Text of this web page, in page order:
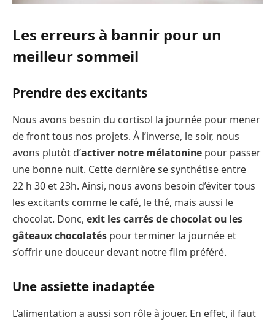
Les erreurs à bannir pour un
meilleur sommeil
Prendre des excitants
Nous avons besoin du cortisol la journée pour mener
de front tous nos projets. À l’inverse, le soir, nous
avons plutôt d’activer notre mélatonine pour passer
une bonne nuit. Cette dernière se synthétise entre
22 h 30 et 23h. Ainsi, nous avons besoin d’éviter tous
les excitants comme le café, le thé, mais aussi le
chocolat. Donc, exit les carrés de chocolat ou les
gâteaux chocolatés pour terminer la journée et
s’offrir une douceur devant notre film préféré.
Une assiette inadaptée
L’alimentation a aussi son rôle à jouer. En effet, il faut